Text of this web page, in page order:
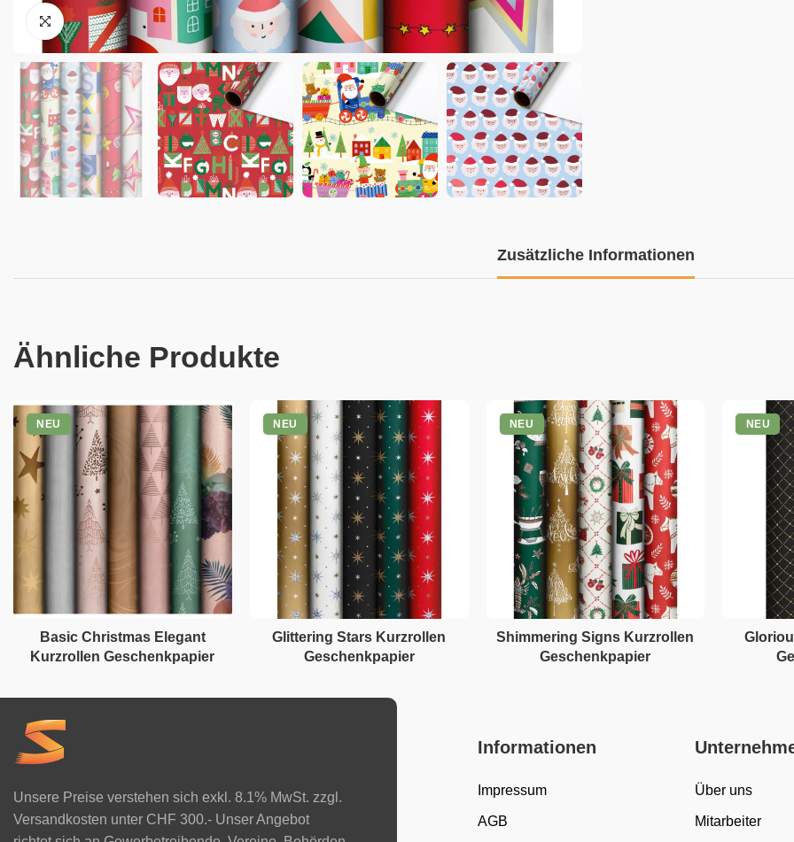
Zusätzliche Informationen
Ähnliche Produkte
NEU
Basic Christmas Elegant
Kurzrollen Geschenkpapier
NEU
Glittering Stars Kurzrollen
Geschenkpapier
NEU
Shimmering Signs Kurzrollen
Geschenkpapier
NEU
Unsere Preise verstehen sich exkl. 8.1% MwSt. zzgl.
Versandkosten unter CHF 300.- Unser Angebot
Informationen
Impressum
AGB
Über uns
Mitarbeiter